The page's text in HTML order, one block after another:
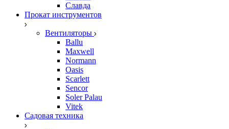
Славда
Прокат инструментов
Вентиляторы
Ballu
Maxwell
Normann
Oasis
Scarlett
Sencor
Soler Palau
Vitek
Садовая техника